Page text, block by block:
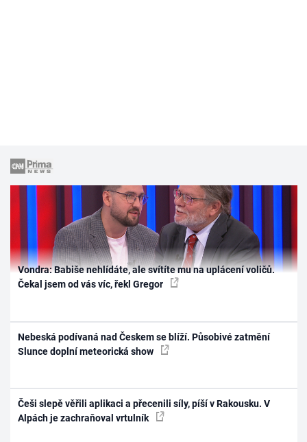
Vondra: Babiše nehlídáte, ale svítíte mu na uplácení voličů.
Čekal jsem od vás víc, řekl Gregor
Nebeská podívaná nad Českem se blíží. Působivé zatmění
Slunce doplní meteorická show
Češi slepě věřili aplikaci a přecenili síly, píší v Rakousku. V
Alpách je zachraňoval vrtulník